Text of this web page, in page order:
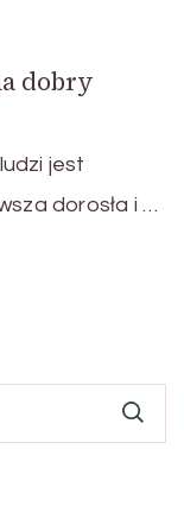
dobry
jest
dorosła i …